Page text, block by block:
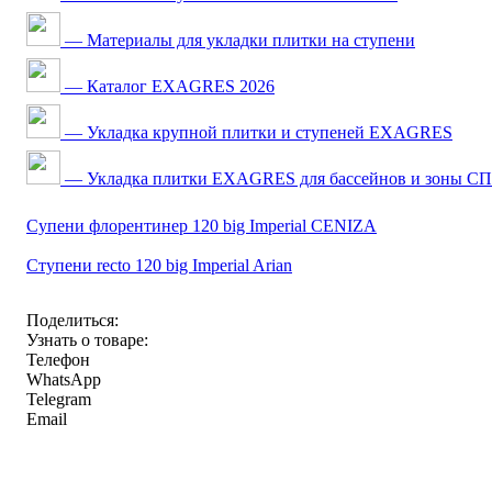
— Материалы для укладки плитки на ступени
— Каталог EXAGRES 2026
— Укладка крупной плитки и ступеней EXAGRES
— Укладка плитки EXAGRES для бассейнов и зоны
Супени флорентинер 120 big Imperial CENIZA
Ступени recto 120 big Imperial Arian
Поделиться:
Узнать о товаре:
Телефон
WhatsApp
Telegram
Email